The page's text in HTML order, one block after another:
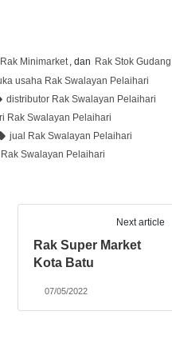
Rak Minimarket , dan Rak Stok Gudang
usaha Rak Swalayan Pelaihari
distributor Rak Swalayan Pelaihari
Rak Swalayan Pelaihari
jual Rak Swalayan Pelaihari
Swalayan Pelaihari
Next article
Rak Super Market
Kota Batu
07/05/2022